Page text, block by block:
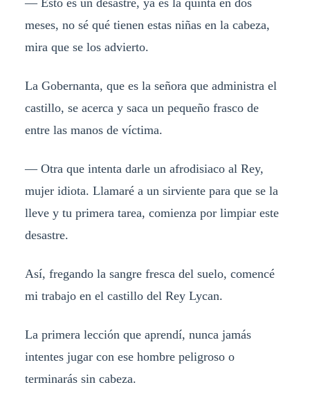
— Esto es un desastre, ya es la quinta en dos
meses, no sé qué tienen estas niñas en la cabeza,
mira que se los advierto.
La Gobernanta, que es la señora que administra el
castillo, se acerca y saca un pequeño frasco de
entre las manos de víctima.
— Otra que intenta darle un afrodisiaco al Rey,
mujer idiota. Llamaré a un sirviente para que se la
lleve y tu primera tarea, comienza por limpiar este
desastre.
Así, fregando la sangre fresca del suelo, comencé
mi trabajo en el castillo del Rey Lycan.
La primera lección que aprendí, nunca jamás
intentes jugar con ese hombre peligroso o
terminarás sin cabeza.